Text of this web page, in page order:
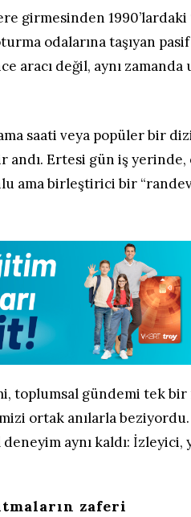
girmesinden 1990’lardaki
odalarına taşıyan
aracı değil, aynı
saati veya popüler bir
Ertesi gün iş
ama birleştirici bir
toplumsal gündemi tek bir
ortak anılarla
aynı kaldı: İzleyici,
zaferi